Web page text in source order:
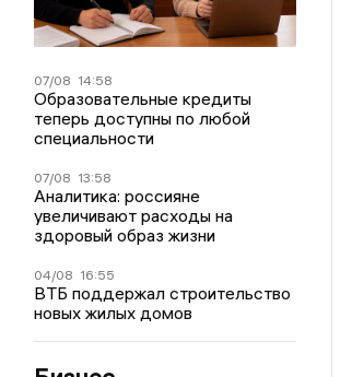
07/08 14:58
Образовательные кредиты
теперь доступны по любой
специальности
07/08 13:58
Аналитика: россияне
увеличивают расходы на
здоровый образ жизни
04/08 16:55
ВТБ поддержал строительство
новых жилых домов